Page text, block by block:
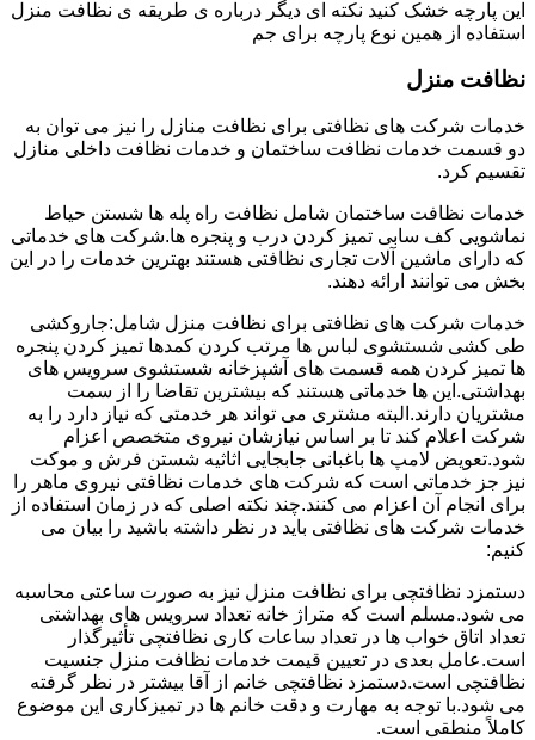
این پارچه خشک کنید نکته ای دیگر درباره ی طریقه ی نظافت منزل
استفاده از همین نوع پارچه برای جم
نظافت منزل
خدمات شرکت های نظافتی برای نظافت منازل را نیز می توان به
دو قسمت خدمات نظافت ساختمان و خدمات نظافت داخلی منازل
تقسیم کرد.
خدمات نظافت ساختمان شامل نظافت راه پله ها شستن حیاط
نماشویی کف سابی تمیز کردن درب و پنجره ها.شرکت های خدماتی
که دارای ماشین آلات تجاری نظافتی هستند بهترین خدمات را در این
بخش می توانند ارائه دهند.
خدمات شرکت های نظافتی برای نظافت منزل شامل:جاروکشی
طی کشی شستشوی لباس ها مرتب کردن کمدها تمیز کردن پنجره
ها تمیز کردن همه قسمت های آشپزخانه شستشوی سرویس های
بهداشتی.این ها خدماتی هستند که بیشترین تقاضا را از سمت
مشتریان دارند.البته مشتری می تواند هر خدمتی که نیاز دارد را به
شرکت اعلام کند تا بر اساس نیازشان نیروی متخصص اعزام
شود.تعویض لامپ ها باغبانی جابجایی اثاثیه شستن فرش و موکت
نیز جز خدماتی است که شرکت های خدمات نظافتی نیروی ماهر را
برای انجام آن اعزام می کنند.چند نکته اصلی که در زمان استفاده از
خدمات شرکت های نظافتی باید در نظر داشته باشید را بیان می
کنیم:
دستمزد نظافتچی برای نظافت منزل نیز به صورت ساعتی محاسبه
می شود.مسلم است که متراژ خانه تعداد سرویس های بهداشتی
تعداد اتاق خواب ها در تعداد ساعات کاری نظافتچی تأثیرگذار
است.عامل بعدی در تعیین قیمت خدمات نظافت منزل جنسیت
نظافتچی است.دستمزد نظافتچی خانم از آقا بیشتر در نظر گرفته
می شود.با توجه به مهارت و دقت خانم ها در تمیزکاری این موضوع
کاملاً منطقی است.